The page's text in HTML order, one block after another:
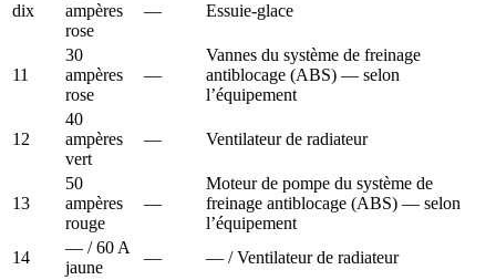
dix
ampères
rose
— Essuie-glace
11
30
ampères
rose
—
Vannes du système de freinage
antiblocage (ABS) — selon
l’équipement
12
40
ampères
vert
— Ventilateur de radiateur
13
50
ampères
rouge
—
Moteur de pompe du système de
freinage antiblocage (ABS) — selon
l’équipement
14
— / 60 A
jaune
— — / Ventilateur de radiateur